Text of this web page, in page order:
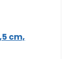
cm,